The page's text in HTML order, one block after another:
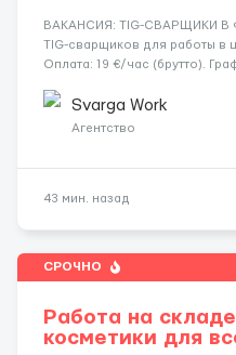
​​ВАКАНСИЯ: TIG-СВАРЩИКИ
TIG-сварщиков для работы в
Оплата: 19 €/час (брутто).
переработки. Дата начала: —
Svarga Work
Агентство
43 мин. назад
СРОЧНО
Работа на
косметики для